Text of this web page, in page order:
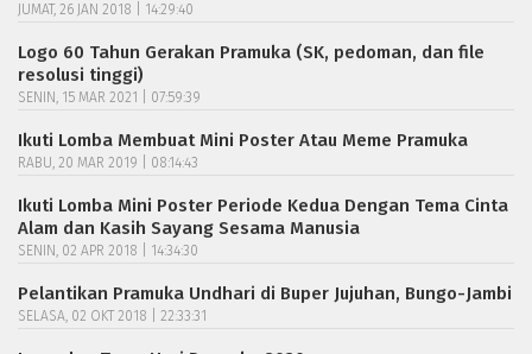
JUMAT, 26 JAN 2018 | 14:29:40
Logo 60 Tahun Gerakan Pramuka (SK, pedoman, dan file
resolusi tinggi)
SENIN, 15 MAR 2021 | 07:59:39
Ikuti Lomba Membuat Mini Poster Atau Meme Pramuka
RABU, 20 MAR 2019 | 08:14:43
Ikuti Lomba Mini Poster Periode Kedua Dengan Tema Cinta
Alam dan Kasih Sayang Sesama Manusia
SENIN, 02 APR 2018 | 14:34:30
Pelantikan Pramuka Undhari di Buper Jujuhan, Bungo-Jambi
SELASA, 02 OKT 2018 | 22:33:31